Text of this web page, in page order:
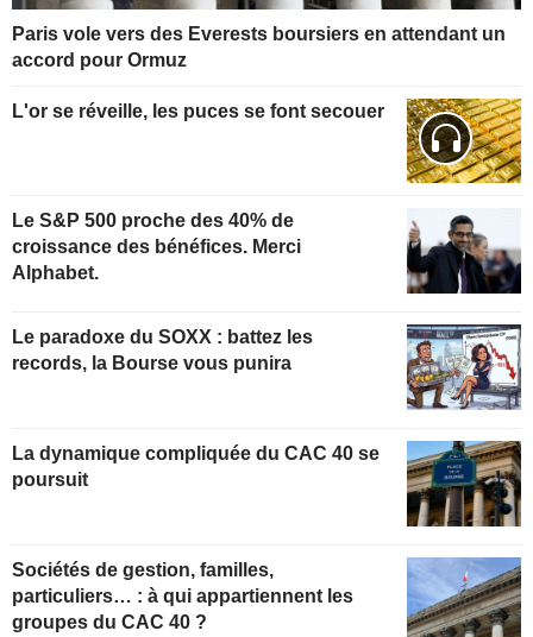
Paris vole vers des Everests boursiers en attendant un
accord pour Ormuz
L'or se réveille, les puces se font secouer
Le S&P 500 proche des 40% de
croissance des bénéfices. Merci
Alphabet.
Le paradoxe du SOXX : battez les
records, la Bourse vous punira
La dynamique compliquée du CAC 40 se
poursuit
Sociétés de gestion, familles,
particuliers… : à qui appartiennent les
groupes du CAC 40 ?